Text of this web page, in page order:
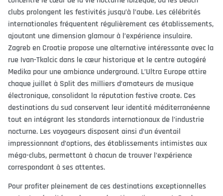
clubs prolongent les festivités jusqu’à l’aube. Les célébrités
internationales fréquentent régulièrement ces établissements,
ajoutant une dimension glamour à l’expérience insulaire.
Zagreb en Croatie propose une alternative intéressante avec la
rue Ivan-Tkalcic dans le cœur historique et le centre autogéré
Medika pour une ambiance underground. L’Ultra Europe attire
chaque juillet à Split des milliers d’amateurs de musique
électronique, consolidant la réputation festive croate. Ces
destinations du sud conservent leur identité méditerranéenne
tout en intégrant les standards internationaux de l’industrie
nocturne. Les voyageurs disposent ainsi d’un éventail
impressionnant d’options, des établissements intimistes aux
méga-clubs, permettant à chacun de trouver l’expérience
correspondant à ses attentes.
Pour profiter pleinement de ces destinations exceptionnelles